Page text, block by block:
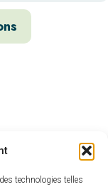
technologies telles